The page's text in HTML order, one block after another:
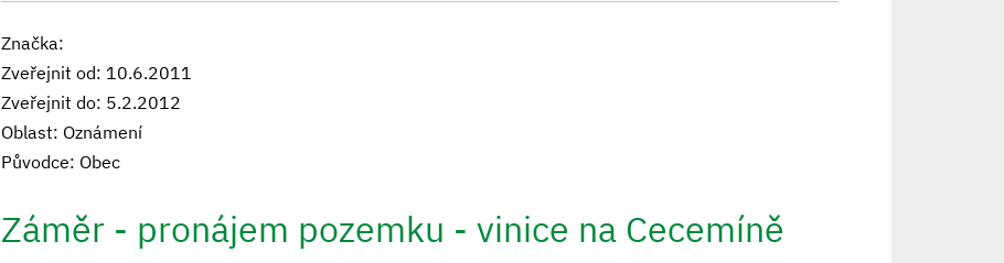
Značka:
Zveřejnit od: 10.6.2011
Zveřejnit do: 5.2.2012
Oblast: Oznámení
Původce: Obec
Záměr - pronájem pozemku - vinice na Cecemíně